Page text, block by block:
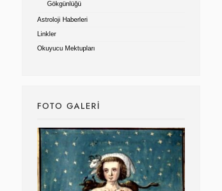
Gökgünlüğü
Astroloji Haberleri
Linkler
Okuyucu Mektupları
FOTO GALERI